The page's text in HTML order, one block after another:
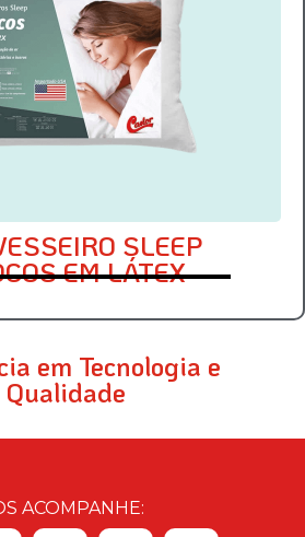
SLEEP
EM LÁTEX
em Tecnologia e
Qualidade
ACOMPANHE: